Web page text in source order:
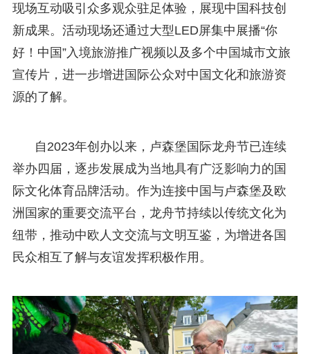
现场互动吸引众多观众驻足体验，展现中国科技创
新成果。活动现场还通过大型LED屏集中展播“你
好！中国”入境旅游推广视频以及多个中国城市文旅
宣传片，进一步增进国际公众对中国文化和旅游资
源的了解。
自2023年创办以来，卢森堡国际龙舟节已连续
举办四届，逐步发展成为当地具有广泛影响力的国
际文化体育品牌活动。作为连接中国与卢森堡及欧
洲国家的重要交流平台，龙舟节持续以传统文化为
纽带，推动中欧人文交流与文明互鉴，为增进各国
民众相互了解与友谊发挥积极作用。